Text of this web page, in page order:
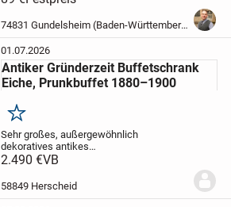
Weichholz und ausgestattet mit
dekorativen Porzellangriffen, vereint
dieses besondere Stück...
74831 Gundelsheim (Baden-Württemberg)
01.07.2026
Antiker Gründerzeit Buffetschrank
Eiche, Prunkbuffet 1880–1900
Merken
Sehr großes, außergewöhnlich
dekoratives antikes
Gründerzeit-/Historismus-Prunkbuffet
1900.Repräsentatives
Aufsatzbuffet/Kredenzmöbel mit starker
2.490 €VB
58849 Herscheid